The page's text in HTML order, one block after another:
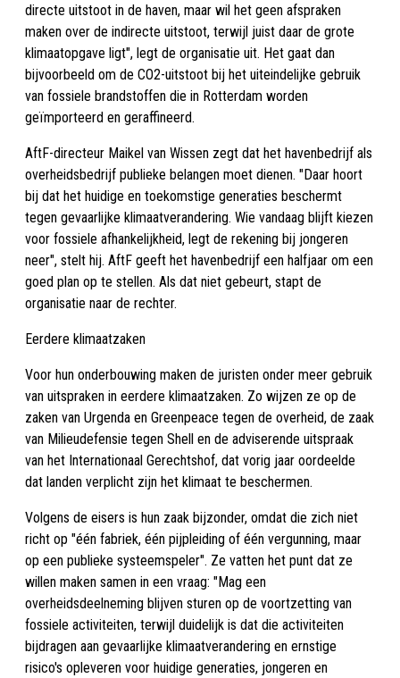
directe uitstoot in de haven, maar wil het geen afspraken
maken over de indirecte uitstoot, terwijl juist daar de grote
klimaatopgave ligt", legt de organisatie uit. Het gaat dan
bijvoorbeeld om de CO2-uitstoot bij het uiteindelijke gebruik
van fossiele brandstoffen die in Rotterdam worden
geïmporteerd en geraffineerd.
AftF-directeur Maikel van Wissen zegt dat het havenbedrijf als
overheidsbedrijf publieke belangen moet dienen. "Daar hoort
bij dat het huidige en toekomstige generaties beschermt
tegen gevaarlijke klimaatverandering. Wie vandaag blijft kiezen
voor fossiele afhankelijkheid, legt de rekening bij jongeren
neer", stelt hij. AftF geeft het havenbedrijf een halfjaar om een
goed plan op te stellen. Als dat niet gebeurt, stapt de
organisatie naar de rechter.
Eerdere klimaatzaken
Voor hun onderbouwing maken de juristen onder meer gebruik
van uitspraken in eerdere klimaatzaken. Zo wijzen ze op de
zaken van Urgenda en Greenpeace tegen de overheid, de zaak
van Milieudefensie tegen Shell en de adviserende uitspraak
van het Internationaal Gerechtshof, dat vorig jaar oordeelde
dat landen verplicht zijn het klimaat te beschermen.
Volgens de eisers is hun zaak bijzonder, omdat die zich niet
richt op "één fabriek, één pijpleiding of één vergunning, maar
op een publieke systeemspeler". Ze vatten het punt dat ze
willen maken samen in een vraag: "Mag een
overheidsdeelneming blijven sturen op de voortzetting van
fossiele activiteiten, terwijl duidelijk is dat die activiteiten
bijdragen aan gevaarlijke klimaatverandering en ernstige
risico's opleveren voor huidige generaties, jongeren en